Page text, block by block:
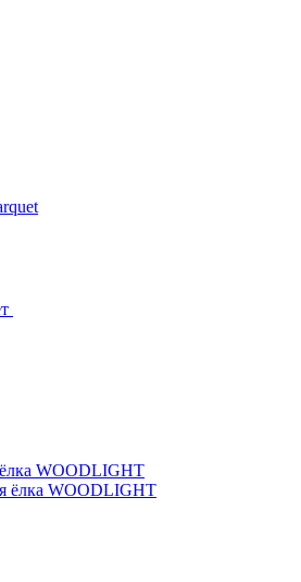
WOODLIGHT
ёлка WOODLIGHT